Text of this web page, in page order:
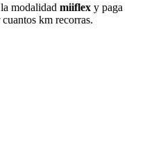
modalidad miiflex y paga
km recorras.